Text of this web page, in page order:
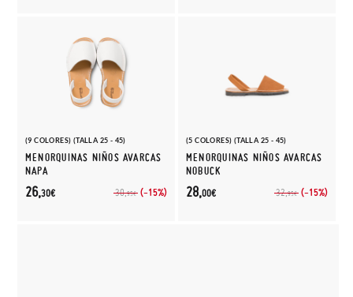
(9 COLORES) (TALLA 25 - 45)
MENORQUINAS NIÑOS AVARCAS
NAPA
30,95€ (-15%)
26,30€
(5 COLORES) (TALLA 25 - 45)
MENORQUINAS NIÑOS AVARCAS
NOBUCK
32,95€ (-15%)
28,00€